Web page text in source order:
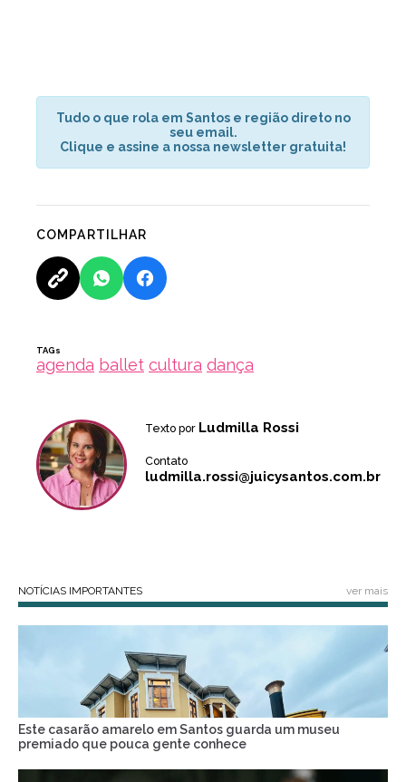
Tudo o que rola em Santos e região direto no
seu email.
Clique e assine a nossa newsletter gratuita!
COMPARTILHAR
TAGs
agenda ballet cultura dança
Texto por Ludmilla Rossi
Contato
ludmilla.rossi@juicysantos.com.br
NOTÍCIAS IMPORTANTES ver mais
Este casarão amarelo em Santos guarda um museu
premiado que pouca gente conhece